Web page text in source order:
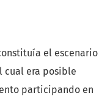
el escenario
era posible
participando en